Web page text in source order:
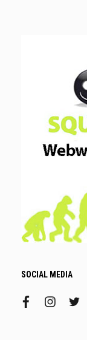
SOCIAL MEDIA
facebook